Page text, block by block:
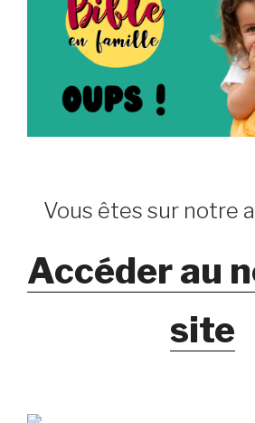
Vous êtes sur notre
Accéder au
site